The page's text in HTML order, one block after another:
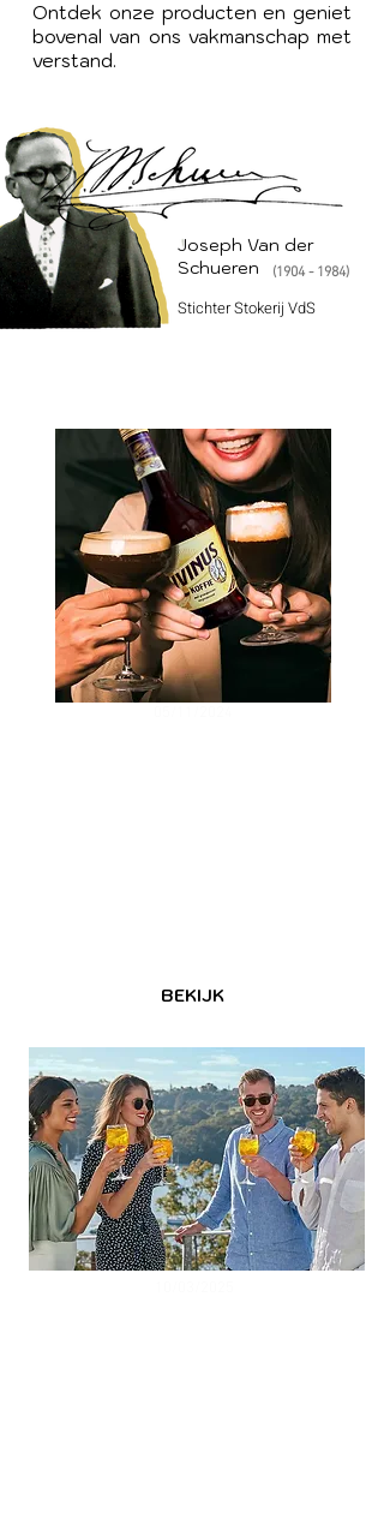
Ontdek onze producten en geniet
bovenal van ons vakmanschap met
verstand.
Joseph Van der
Schueren
(1904 - 1984)
Stichter Stokerij VdS
BEKIJK